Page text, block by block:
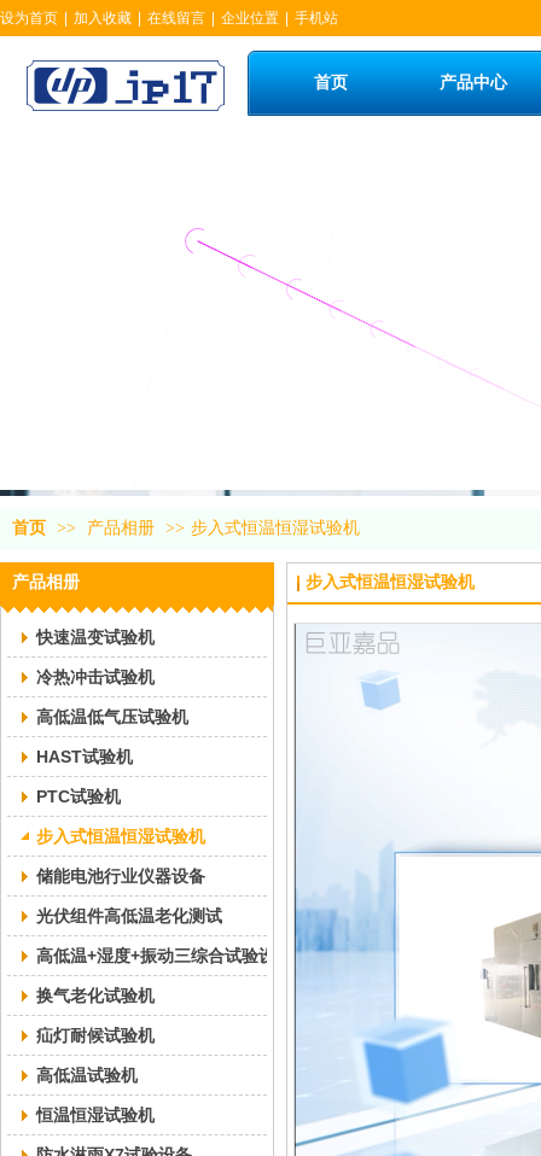
首页 产品中心
设为首页 加入收藏 在线留言 企业位置 手机站
首页 >> 产品相册 >> 步入式恒温恒湿试验机
产品相册
快速温变试验机
冷热冲击试验机
高低温低气压试验机
HAST试验机
PTC试验机
步入式恒温恒湿试验机
储能电池行业仪器设备
光伏组件高低温老化测试
高低温+湿度+振动三综合试验设备
换气老化试验机
疝灯耐候试验机
高低温试验机
恒温恒湿试验机
步入式恒温恒湿试验机